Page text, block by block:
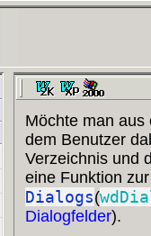
Möchte man
dem Benutzer
Verzeichnis und
eine Funktion
Dialogs(
Dialogfelder).